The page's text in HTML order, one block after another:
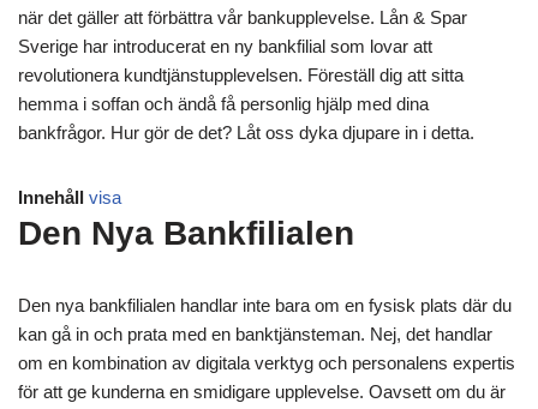
när det gäller att förbättra vår bankupplevelse. Lån & Spar
Sverige har introducerat en ny bankfilial som lovar att
revolutionera kundtjänstupplevelsen. Föreställ dig att sitta
hemma i soffan och ändå få personlig hjälp med dina
bankfrågor. Hur gör de det? Låt oss dyka djupare in i detta.
Innehåll visa
Den Nya Bankfilialen
Den nya bankfilialen handlar inte bara om en fysisk plats där du
kan gå in och prata med en banktjänsteman. Nej, det handlar
om en kombination av digitala verktyg och personalens expertis
för att ge kunderna en smidigare upplevelse. Oavsett om du är